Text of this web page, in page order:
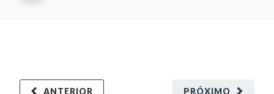
PRÓXIMO
ANTERIOR